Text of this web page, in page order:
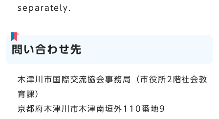
separately.
問い合わせ先
木津川市国際交流協会事務局（市役所2階社会教
育課）
京都府木津川市木津南垣外110番地9